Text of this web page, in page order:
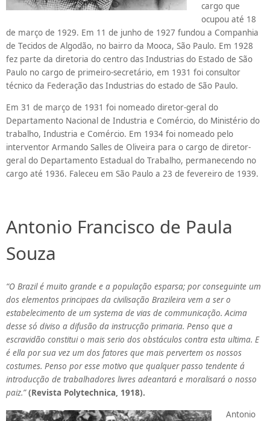
cargo que
ocupou até 18
de março de 1929. Em 11 de junho de 1927 fundou a Companhia
de Tecidos de Algodão, no bairro da Mooca, São Paulo. Em 1928
fez parte da diretoria do centro das Industrias do Estado de São
Paulo no cargo de primeiro-secretário, em 1931 foi consultor
técnico da Federação das Industrias do estado de São Paulo.
Em 31 de março de 1931 foi nomeado diretor-geral do
Departamento Nacional de Industria e Comércio, do Ministério do
trabalho, Industria e Comércio. Em 1934 foi nomeado pelo
interventor Armando Salles de Oliveira para o cargo de diretor-
geral do Departamento Estadual do Trabalho, permanecendo no
cargo até 1936. Faleceu em São Paulo a 23 de fevereiro de 1939.
Antonio Francisco de Paula
Souza
“O Brazil é muito grande e a população esparsa; por conseguinte um
dos elementos principaes da civilisação Brazileira vem a ser o
estabelecimento de um systema de vias de communicação. Acima
desse só diviso a difusão da instrucção primaria. Penso que a
escravidão constitui o mais serio dos obstáculos contra esta ultima. E
é ella por sua vez um dos fatores que mais pervertem os nossos
costumes. Penso por esse motivo que qualquer passo tendente á
introducção de trabalhadores livres adeantará e moralisará o nosso
paiz.” (Revista Polytechnica, 1918).
Antonio